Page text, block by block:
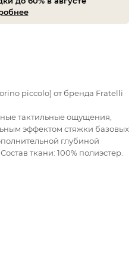
piccolo) от бренда Fratelli
тактильные ощущения,
эффектом стяжки базовых
глубиной
ткани: 100% полиэстер.